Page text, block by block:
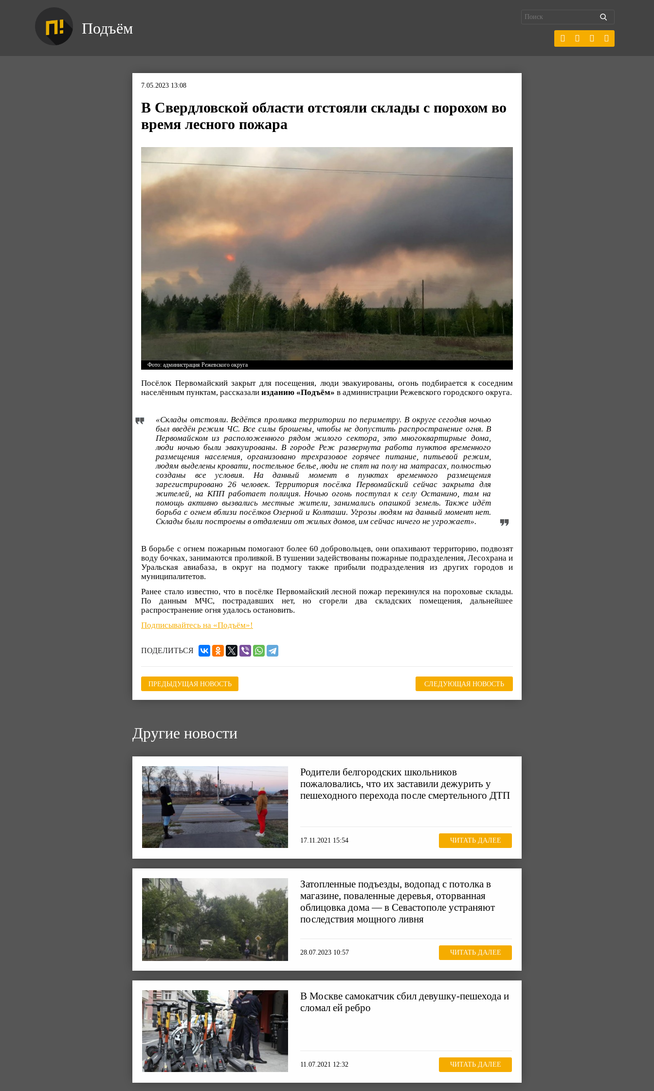
Подъём
7.05.2023 13:08
В Свердловской области отстояли склады с порохом во
время лесного пожара
Фото: администрация Режевского округа
Посёлок Первомайский закрыт для посещения, люди эвакуированы, огонь подбирается к соседним
населённым пунктам, рассказали изданию «Подъём» в администрации Режевского городского округа.
«Склады отстояли. Ведётся проливка территории по периметру. В округе сегодня ночью
был введён режим ЧС. Все силы брошены, чтобы не допустить распространение огня. В
Первомайском из расположенного рядом жилого сектора, это многоквартирные дома,
люди ночью были эвакуированы. В городе Реж развернута работа пунктов временного
размещения населения, организовано трехразовое горячее питание, питьевой режим,
людям выделены кровати, постельное белье, люди не спят на полу на матрасах, полностью
созданы все условия. На данный момент в пунктах временного размещения
зарегистрировано 26 человек. Территория посёлка Первомайский сейчас закрыта для
жителей, на КПП работает полиция. Ночью огонь поступал к селу Останино, там на
помощь активно вызвались местные жители, занимались опашкой земель. Также идёт
борьба с огнем вблизи посёлков Озерной и Колташи. Угрозы людям на данный момент нет.
Склады были построены в отдалении от жилых домов, им сейчас ничего не угрожает».
В борьбе с огнем пожарным помогают более 60 добровольцев, они опахивают территорию, подвозят
воду бочках, занимаются проливкой. В тушении задействованы пожарные подразделения, Лесохрана и
Уральская авиабаза, в округ на подмогу также прибыли подразделения из других городов и
муниципалитетов.
Ранее стало известно, что в посёлке Первомайский лесной пожар перекинулся на пороховые склады.
По данным МЧС, пострадавших нет, но сгорели два складских помещения, дальнейшее
распространение огня удалось остановить.
Подписывайтесь на «Подъём»!
ПОДЕЛИТЬСЯ
ПРЕДЫДУЩАЯ НОВОСТЬ СЛЕДУЮЩАЯ НОВОСТЬ
Другие новости
Родители белгородских школьников
пожаловались, что их заставили дежурить у
пешеходного перехода после смертельного ДТП
17.11.2021 15:54 ЧИТАТЬ ДАЛЕЕ
Затопленные подъезды, водопад с потолка в
магазине, поваленные деревья, оторванная
облицовка дома — в Севастополе устраняют
последствия мощного ливня
28.07.2023 10:57 ЧИТАТЬ ДАЛЕЕ
В Москве самокатчик сбил девушку-пешехода и
сломал ей ребро
11.07.2021 12:32 ЧИТАТЬ ДАЛЕЕ